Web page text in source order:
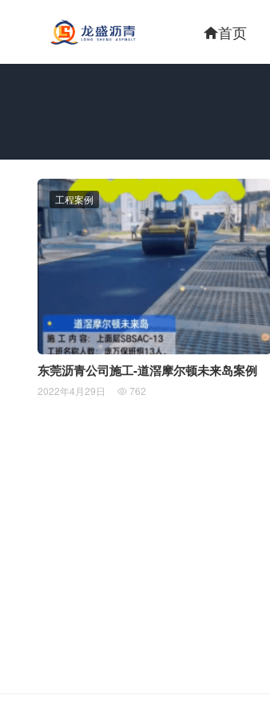
首页
东莞沥青公司施工-道滘摩尔顿未来岛案例
工程案例
2022年4月29日  762